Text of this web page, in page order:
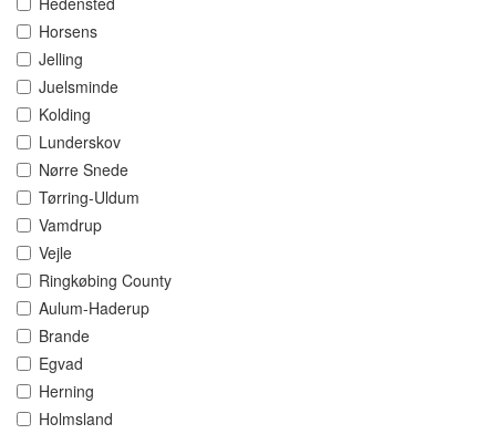
Horsens
Jelling
Juelsminde
Kolding
Lunderskov
Nørre Snede
Tørring-Uldum
Vamdrup
Vejle
Ringkøbing County
Aulum-Haderup
Brande
Egvad
Herning
Holmsland